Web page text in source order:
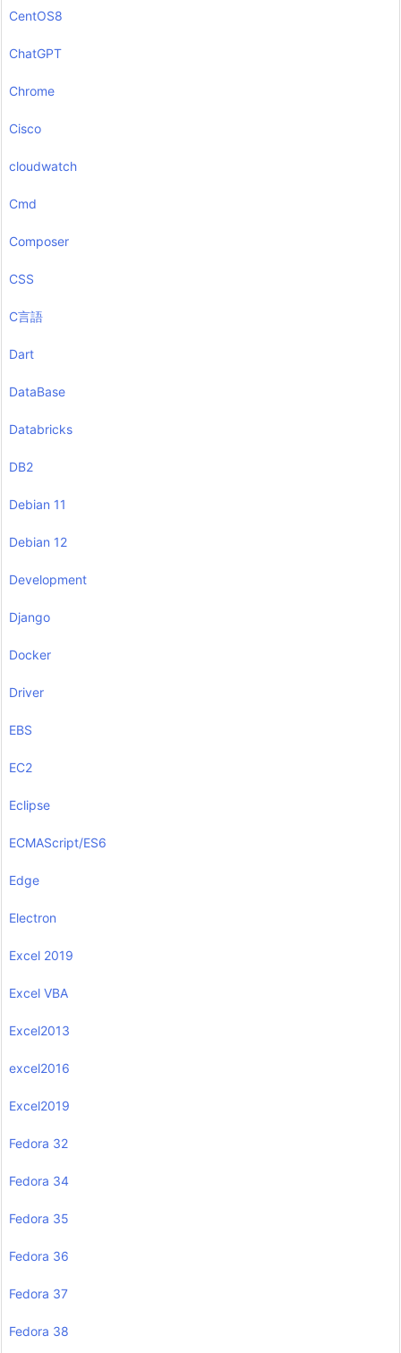
CentOS8
ChatGPT
Chrome
Cisco
cloudwatch
Cmd
Composer
CSS
C言語
Dart
DataBase
Databricks
DB2
Debian 11
Debian 12
Development
Django
Docker
Driver
EBS
EC2
Eclipse
ECMAScript/ES6
Edge
Electron
Excel 2019
Excel VBA
Excel2013
excel2016
Excel2019
Fedora 32
Fedora 34
Fedora 35
Fedora 36
Fedora 37
Fedora 38